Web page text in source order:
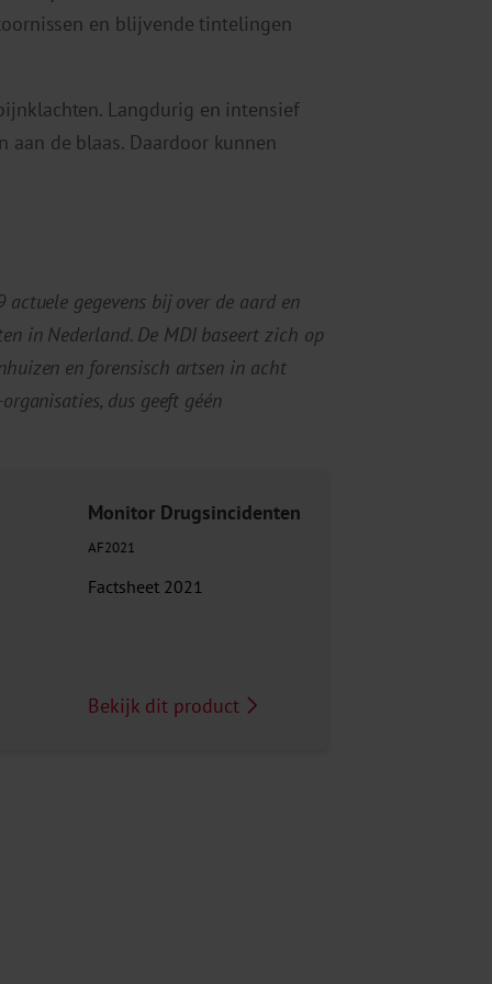
en blijvende tintelingen
Langdurig en intensief
aan de blaas. Daardoor kunnen
actuele gegevens bij over de aard en
in Nederland. De MDI baseert zich op
en forensisch artsen in acht
dus geeft géén
Monitor Drugsincidenten
AF2021
Factsheet 2021
Bekijk dit product